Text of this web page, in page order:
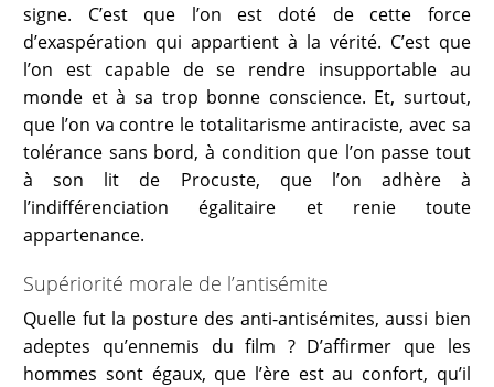
signe. C’est que l’on est doté de cette force
d’exaspération qui appartient à la vérité. C’est que
l’on est capable de se rendre insupportable au
monde et à sa trop bonne conscience. Et, surtout,
que l’on va contre le totalitarisme antiraciste, avec sa
tolérance sans bord, à condition que l’on passe tout
à son lit de Procuste, que l’on adhère à
l’indifférenciation égalitaire et renie toute
appartenance.
Supériorité morale de l’antisémite
Quelle fut la posture des anti-antisémites, aussi bien
adeptes qu’ennemis du film ? D’affirmer que les
hommes sont égaux, que l’ère est au confort, qu’il